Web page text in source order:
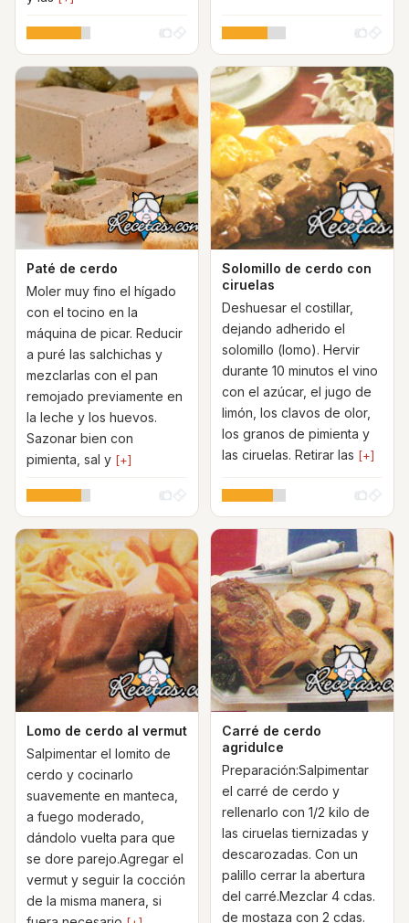
Paté de cerdo
Moler muy fino el hígado
con el tocino en la
máquina de picar. Reducir
a puré las salchichas y
mezclarlas con el pan
remojado previamente en
la leche y los huevos.
Sazonar bien con
pimienta, sal y [+]
Solomillo de cerdo con
ciruelas
Deshuesar el costillar,
dejando adherido el
solomillo (lomo). Hervir
durante 10 minutos el vino
con el azúcar, el jugo de
limón, los clavos de olor,
los granos de pimienta y
las ciruelas. Retirar las [+]
Lomo de cerdo al vermut
Salpimentar el lomito de
cerdo y cocinarlo
suavemente en manteca,
a fuego moderado,
dándolo vuelta para que
se dore parejo.Agregar el
vermut y seguir la cocción
de la misma manera, si
Carré de cerdo
agridulce
Preparación:Salpimentar
el carré de cerdo y
rellenarlo con 1/2 kilo de
las ciruelas tiernizadas y
descarozadas. Con un
palillo cerrar la abertura
del carré.Mezclar 4 cdas.
de mostaza con 2 cdas.